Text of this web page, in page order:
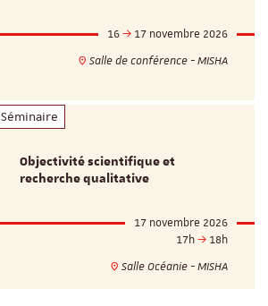
16
17 novembre 2026
Salle de conférence - MISHA
Séminaire
Objectivité scientifique et
recherche qualitative
17 novembre 2026
17h
18h
Salle Océanie - MISHA